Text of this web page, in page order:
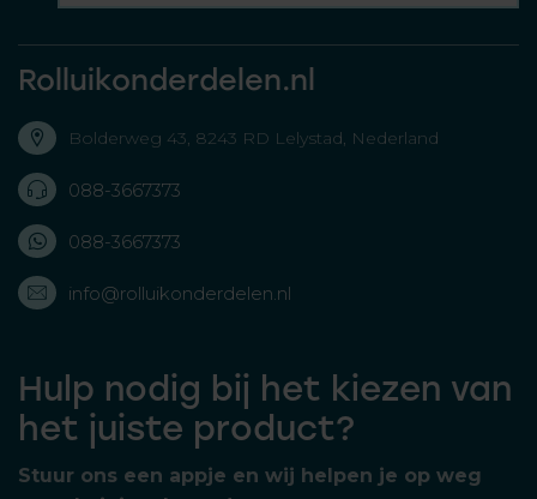
Rolluikonderdelen.nl
Bolderweg 43, 8243 RD Lelystad, Nederland
088-3667373
088-3667373
info@rolluikonderdelen.nl
Hulp nodig bij het kiezen van
het juiste product?
Stuur ons een appje en wij helpen je op weg